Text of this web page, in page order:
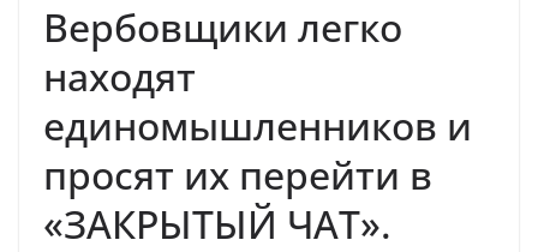
Вербовщики легко
находят
единомышленников и
просят их перейти в
«ЗАКРЫТЫЙ ЧАТ».